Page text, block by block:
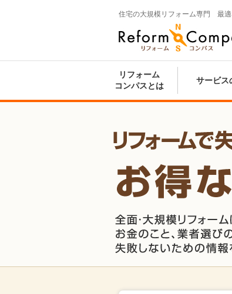
住宅の大規模リフォーム専門 最
ス
リフォーム
コンパスとは
サービス